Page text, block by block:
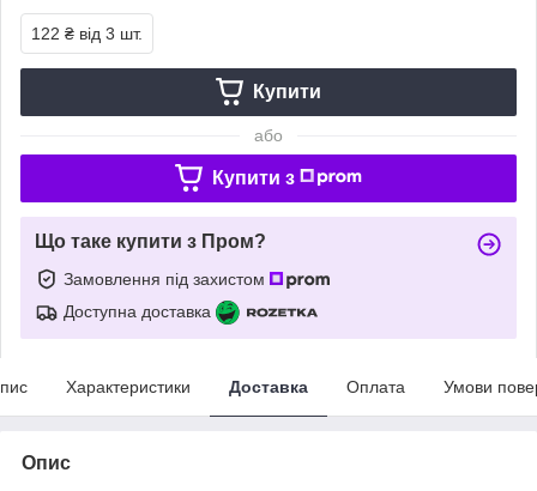
122 ₴ від 3 шт.
Купити
або
Купити з
Що таке купити з Пром?
Замовлення під захистом
Доступна доставка
Характеристики Доставка Оплата Умови
Опис